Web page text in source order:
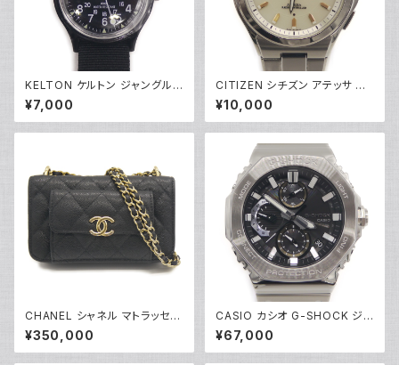
KELTON ケルトン ジャングル
キャンパー ウォッチ 手巻き時計
黒文字盤 9123222J Y05281
¥7,000
CITIZEN シチズン アテッサ エ
コドライブ ソーラー 電波時計 H
110-T011331 白文字盤 Y052
79
¥10,000
CHANEL シャネル マトラッセ
チェーンクラッチショルダーバッ
グ キャビアスキン ココマーク ブ
ラック AP2831 Y05223
¥350,000
CASIO カシオ G-SHOCK ジ
ーショック GMC-B2100D-1AJ
F フルメタルクロノグラフ ソーラ
ー電波時計 モバイルリンク 黒
¥67,000